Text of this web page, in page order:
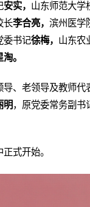
安实， 山东师范大学
长李合亮， 滨州医学
委书记徐梅， 山东农
。
导、老领导及教师代
明，原党委常务副书
式开始。